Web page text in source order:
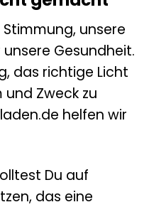
unsere
Gesundheit.
das richtige Licht
Zweck zu
helfen wir
Du auf
das eine